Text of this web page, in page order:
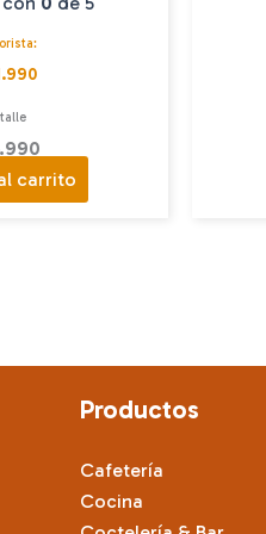
carrito
Productos
Cafetería
Cocina